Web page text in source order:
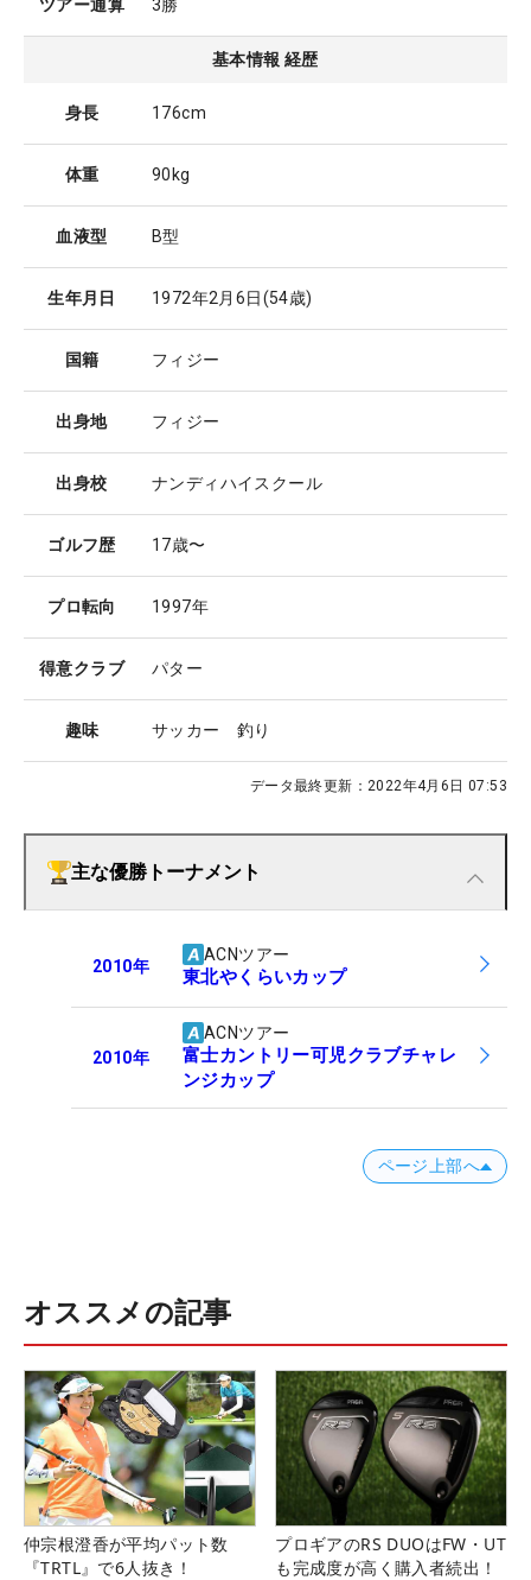
ツアー通算 3勝
基本情報 経歴
身長 176cm
体重 90kg
血液型 B型
生年月日 1972年2月6日(54歳)
国籍 フィジー
出身地 フィジー
出身校 ナンディハイスクール
ゴルフ歴 17歳〜
プロ転向 1997年
得意クラブ パター
趣味 サッカー 釣り
データ最終更新： 2022年4月6日 07:53
主な優勝トーナメント
2010年
ACNツアー
東北やくらいカップ
2010年
ACNツアー
富士カントリー可児クラブチャレ
ンジカップ
ページ上部へ
オススメの記事
仲宗根澄香が平均パット数
『TRTL』で6人抜き！
プロギアのRS DUOはFW・UT
も完成度が高く購入者続出！